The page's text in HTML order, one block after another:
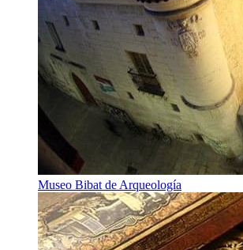
Museo Bibat de Arqueología